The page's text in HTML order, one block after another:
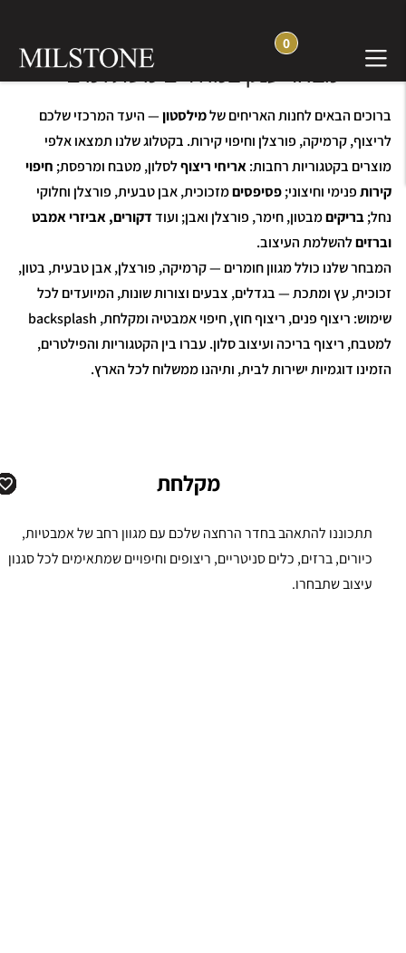
0
חנות אריחים, פסיפסים ואבן טבעית —
מבחר ענק במחירים משתלמים
ברוכים הבאים לחנות האריחים שלמילסטון— היעד המרכזי שלכם
לריצוף, קרמיקה, פורצלן וחיפוי קירות. בקטלוג שלנו תמצאו אלפי
מוצרים בקטגוריות רחבות:אריחי ריצוףלסלון, מטבח ומרפסת; חיפוי
קירותפנימי וחיצוני;פסיפסיםמזכוכית, אבן טבעית, פורצלן וחלוקי
נחל;בריקיםמבטון, חימר, פורצלן ואבן; ועודדקורים, אביזרי אמבט
וברזיםלהשלמת העיצוב.
המבחר שלנו כולל מגוון חומרים — קרמיקה, פורצלן, אבן טבעית, בטון,
זכוכית, עץ ומתכת — בגדלים, צבעים וצורות שונות, המיועדים לכל
שימוש: ריצוף פנים, ריצוף חוץ, חיפוי אמבטיה ומקלחת, backsplash
למטבח, ריצוף בריכה ועיצוב סלון. עברו בין הקטגוריות והפילטרים,
הזמינו דוגמיות ישירות לבית, ותיהנו ממשלוח לכל הארץ.
מקלחת
תתכוננו להתאהב בחדר הרחצה שלכם עם מגוון רחב של אמבטיות,
כיורים, ברזים, כלים סניטריים, ריצופים וחיפויים שמתאימים לכל סגנון
עיצוב שתבחרו.